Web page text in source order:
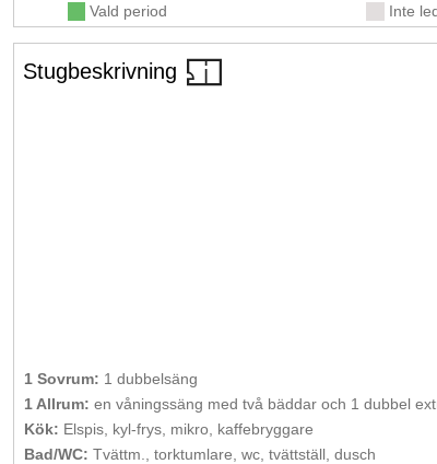
Vald period
Inte
Stugbeskrivning
1 Sovrum: 1 dubbelsäng
1 Allrum: en våningssäng med två bäddar och 1 dubbel
Kök: Elspis, kyl-frys, mikro, kaffebryggare
Bad/WC: Tvättm., torktumlare, wc, tvättställ, dusch